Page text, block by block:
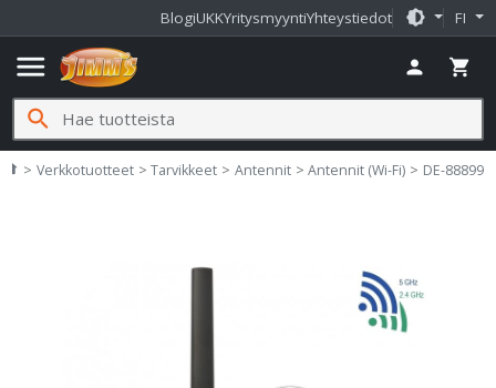
BlogiUKKYritysmyyntiYhteystiedot brightness_medium FI
menu person shopping_cart
search
home Jimms.fi
Verkkotuotteet Tarvikkeet Antennit Antennit (Wi-Fi) DE-88899